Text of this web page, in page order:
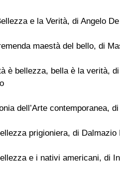
e la Verità, di Angelo
maestà del bello, di
è bellezza, bella è la verità,
dell’Arte contemporanea,
prigioniera, di Dalmazio
e i nativi americani, di